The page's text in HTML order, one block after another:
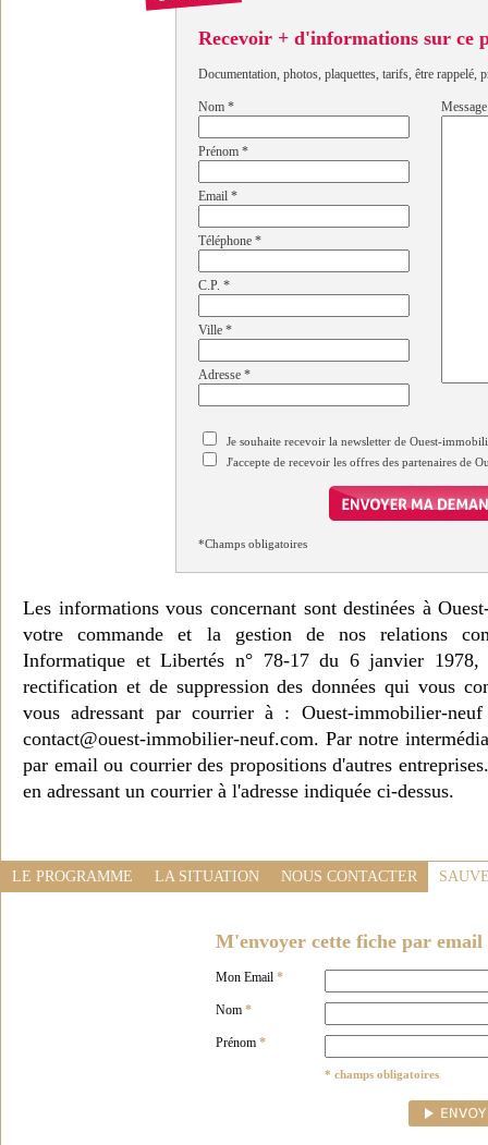
Recevoir + d'informations sur ce
Documentation, photos, plaquettes, tarifs, être rappelé,
Nom *
Prénom *
Email *
Téléphone *
C.P. *
Ville *
Adresse *
Message
Je souhaite recevoir la newsletter de Ouest-
J'accepte de recevoir les offres des partenaires de
*Champs obligatoires
Les informations vous concernant sont destinées à
votre commande et la gestion de nos relations
Informatique et Libertés n° 78-17 du 6 janvier 1978,
rectification et de suppression des données qui vous
vous adressant par courrier à : Ouest-immobilier-
contact@ouest-immobilier-neuf.com. Par notre
par email ou courrier des propositions d'autres
en adressant un courrier à l'adresse indiquée ci-dessus.
LE PROGRAMME LA SITUATION NOUS CONTACTER
M'envoyer cette fiche par email
Mon Email *
Nom *
Prénom *
* champs obligatoires